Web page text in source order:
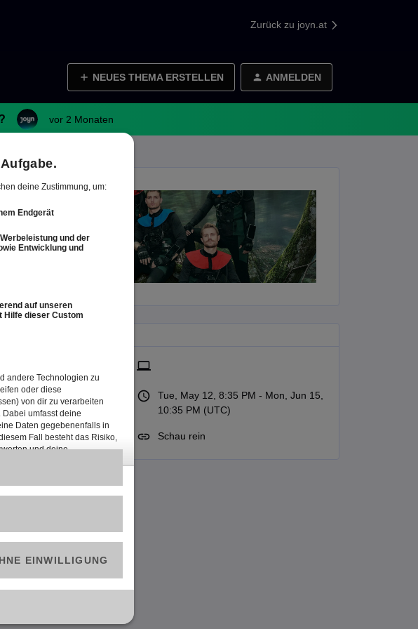
Zurück zu joyn.at
NEUES THEMA ERSTELLEN ANMELDEN
vor 2 Monaten
clever spielt, kommt
Tue, May 12, 8:35 PM - Mon, Jun 15,
10:35 PM (UTC)
Schau rein